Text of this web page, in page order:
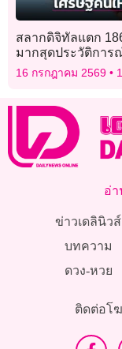
สลากดิจิทัลแตก
มากสุดประวัติการ
เดียว 10 ใบ รวยเล
16 กรกฎาคม 2569
อ่า
ข่าวเดลินิวส์
บทความ
ดวง-หวย
ติดต่อโ